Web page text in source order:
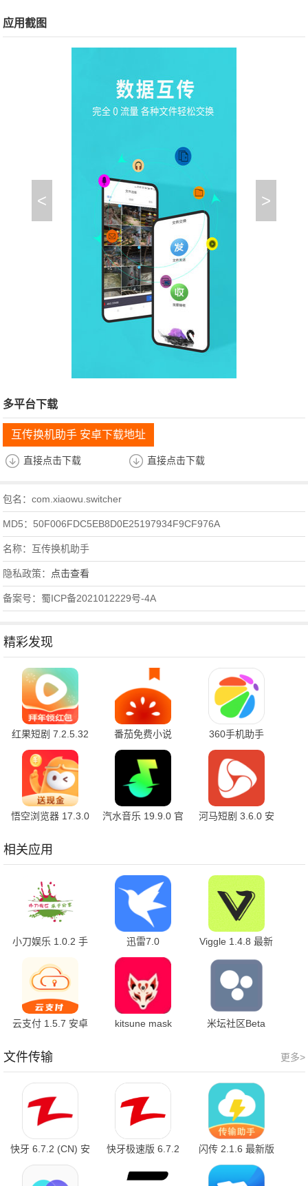
应用截图
< >
多平台下载
互传换机助手 安卓下载地址
直接点击下载 直接点击下载
包名：com.xiaowu.switcher
MD5：50F006FDC5EB8D0E25197934F9CF976A
名称：互传换机助手
隐私政策： 点击查看
备案号：蜀ICP备2021012229号-4A
精彩发现
红果短剧 7.2.5.32
官方版
番茄免费小说
7.2.5.32 安卓版
360手机助手
10.2.2 官方版
悟空浏览器 17.3.0
汽水音乐 19.9.0 官
河马短剧 3.6.0 安
相关应用
小刀娱乐 1.0.2 手
迅雷7.0
7.01.0.7000 安卓
Viggle 1.4.8 最新
云支付 1.5.7 安卓
kitsune mask
米坛社区Beta
更多>
文件传输
快牙 6.7.2 (CN) 安
卓版
快牙极速版 6.7.2
闪传 2.1.6 最新版